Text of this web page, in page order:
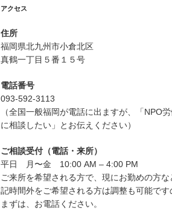
アクセス
住所
福岡県北九州市小倉北区
真鶴一丁目５番１５号
電話番号
093-592-3113
（全国一般福岡が電話に出ますが、「NPO
に相談したい」とお伝えください）
ご相談受付（電話・来所）
平日 月〜金 10:00 AM – 4:00 PM
ご来所を希望される方で、現にお勤めの方な
記時間外をご希望される方は調整も可能です
まずは、お電話ください。